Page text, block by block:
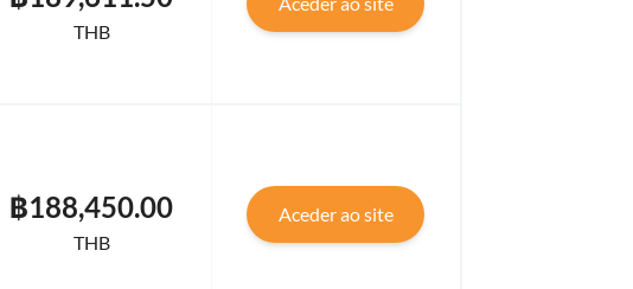
THB
฿188,450.00
THB
Aceder ao site